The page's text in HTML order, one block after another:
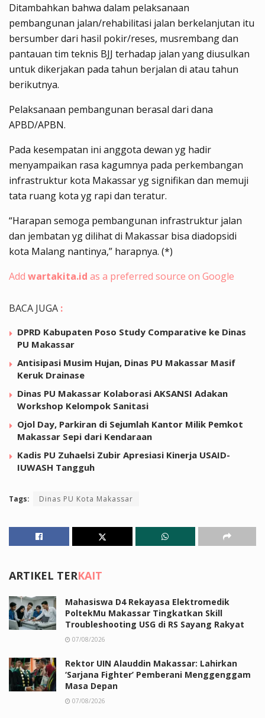
Ditambahkan bahwa dalam pelaksanaan
pembangunan jalan/rehabilitasi jalan berkelanjutan itu
bersumber dari hasil pokir/reses, musrembang dan
pantauan tim teknis BJJ terhadap jalan yang diusulkan
untuk dikerjakan pada tahun berjalan di atau tahun
berikutnya.
Pelaksanaan pembangunan berasal dari dana
APBD/APBN.
Pada kesempatan ini anggota dewan yg hadir
menyampaikan rasa kagumnya pada perkembangan
infrastruktur kota Makassar yg signifikan dan memuji
tata ruang kota yg rapi dan teratur.
“Harapan semoga pembangunan infrastruktur jalan
dan jembatan yg dilihat di Makassar bisa diadopsidi
kota Malang nantinya,” harapnya. (*)
Add wartakita.id as a preferred source on Google
BACA JUGA :
DPRD Kabupaten Poso Study Comparative ke Dinas
PU Makassar
Antisipasi Musim Hujan, Dinas PU Makassar Masif
Keruk Drainase
Dinas PU Makassar Kolaborasi AKSANSI Adakan
Workshop Kelompok Sanitasi
Ojol Day, Parkiran di Sejumlah Kantor Milik Pemkot
Makassar Sepi dari Kendaraan
Kadis PU Zuhaelsi Zubir Apresiasi Kinerja USAID-
IUWASH Tangguh
Tags: Dinas PU Kota Makassar
ARTIKEL TERKAIT
Mahasiswa D4 Rekayasa Elektromedik
PoltekMu Makassar Tingkatkan Skill
Troubleshooting USG di RS Sayang Rakyat
07/08/2026
Rektor UIN Alauddin Makassar: Lahirkan
‘Sarjana Fighter’ Pemberani Menggenggam
Masa Depan
07/08/2026